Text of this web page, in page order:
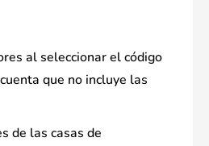
al seleccionar el código
que no incluye las
de las casas de